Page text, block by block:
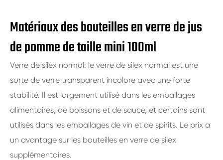
Matériaux des bouteilles en verre de jus
de pomme de taille mini 100ml
Verre de silex normal: le verre de silex normal est une
sorte de verre transparent incolore avec une forte
stabilité. Il est largement utilisé dans les emballages
alimentaires, de boissons et de sauce, et certains sont
utilisés dans les emballages de vin et de spirits. Le prix a
un avantage sur les bouteilles en verre de silex
supplémentaires.